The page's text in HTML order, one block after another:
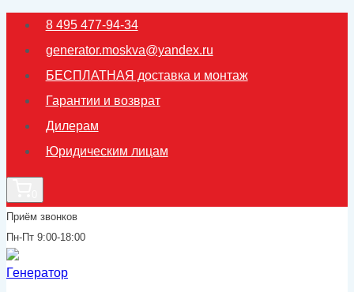
Перейти
содержимому
8 495 477-94-34
generator.moskva@yandex.ru
БЕСПЛАТНАЯ доставка и монтаж
Гарантии и возврат
Дилерам
Юридическим лицам
Приём звонков
Пн-Пт 9:00-18:00